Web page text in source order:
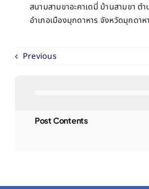
สนามสามขาอะคาเดมี่ บ้านสามขา ต
อำเภอเมืองมุกดาหาร จังหวัดมุกดาห
Previous
Post Contents